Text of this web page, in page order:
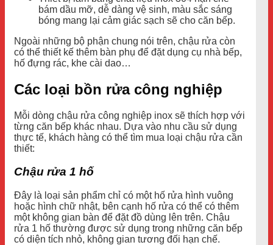
bám dầu mỡ, dễ dàng vệ sinh, màu sắc sáng
bóng mang lại cảm giác sạch sẽ cho căn bếp.
Ngoài những bộ phận chung nói trên, chậu rửa còn
có thể thiết kế thêm bàn phụ để đặt dụng cụ nhà bếp,
hố đựng rác, khe cài dao…
Các loại bồn rửa công nghiệp
Mỗi dòng chậu rửa công nghiệp inox sẽ thích hợp với
từng căn bếp khác nhau. Dựa vào nhu cầu sử dụng
thực tế, khách hàng có thể tìm mua loại chậu rửa cần
thiết:
Chậu rửa 1 hố
Đây là loại sản phẩm chỉ có một hố rửa hình vuông
hoặc hình chữ nhật, bên cạnh hố rửa có thể có thêm
một không gian bàn để đặt đồ dùng lên trên. Chậu
rửa 1 hố thường được sử dụng trong những căn bếp
có diện tích nhỏ, không gian tương đối hạn chế.